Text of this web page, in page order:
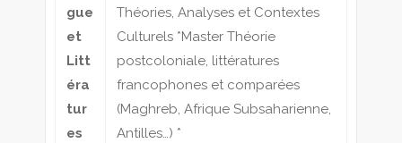
gue
et
Litt
éra
tur
es
Théories, Analyses et Contextes
Culturels *Master Théorie
postcoloniale, littératures
francophones et comparées
(Maghreb, Afrique Subsaharienne,
Antilles…) *